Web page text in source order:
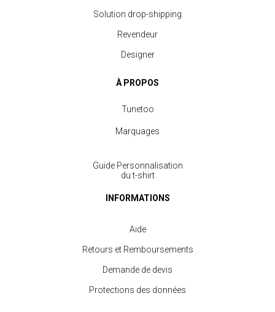
Solution drop-shipping
Revendeur
Designer
À PROPOS
Tunetoo
Marquages
Guide Personnalisation
du t-shirt
INFORMATIONS
Aide
Retours et Remboursements
Demande de devis
Protections des données